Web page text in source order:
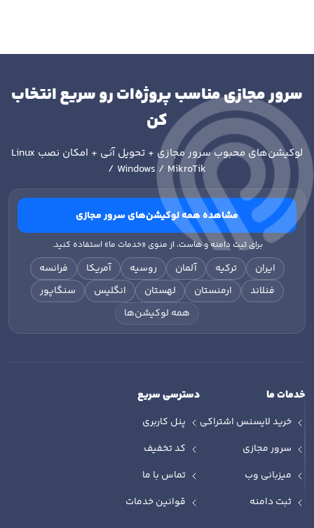
سرور مجازی مناسب پروژه‌ات رو سریع انتخاب
کن
لوکیشن‌های محبوب سرور مجازی + تحویل آنی + امکان نصب Linux
/ Windows / MikroTik
مشاهده همه لوکیشن‌های سرور مجازی
برای ثبت دامنه و هاست، از منوی «خدمات ما» استفاده کنید.
ایران ترکیه آلمان روسیه آمریکا
فرانسه
فنلاند
ارمنستان لهستان انگلیس
سنگاپور
همه لوکیشن‌ها
خدمات ما
خرید لایسنس اشتراکی
سرور مجازی
میزبانی وب
ثبت دامنه
دسترسی سریع
پنل کاربری
کد تخفیف
تماس با ما
قوانین خدمات